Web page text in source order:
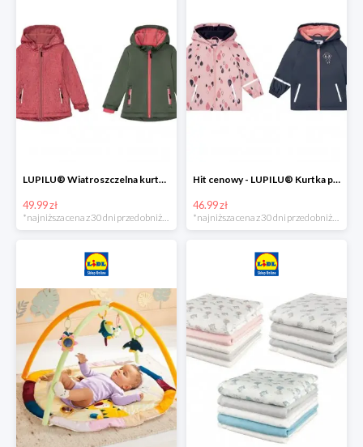
LUPILU® Wiatroszczelna kurtka dziecięca softshell, 1 sztuka
49.99 zł
Hit cenowy - LUPILU® Kurtka przeciwdeszczowa dziewczęca, 1 sztuka
46.99 zł